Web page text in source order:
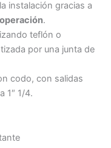
instalación gracias a
.
teflón o
por una junta de
codo, con salidas
1″ 1/4.